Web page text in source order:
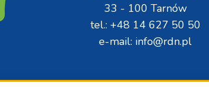
33 - 100 Tarnów
tel.: +48 14 627 50 50
e-mail: info@rdn.pl